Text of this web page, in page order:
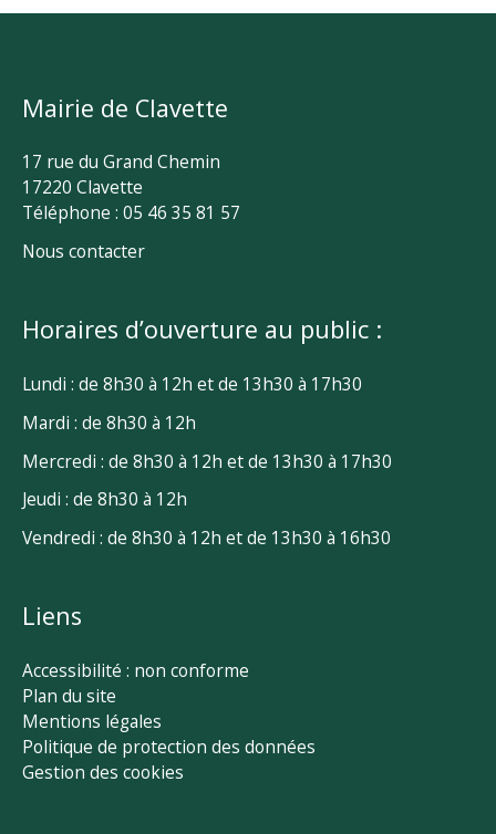
Mairie de Clavette
17 rue du Grand Chemin
17220 Clavette
Téléphone : 05 46 35 81 57
Nous contacter
Horaires d’ouverture au public :
Lundi : de 8h30 à 12h et de 13h30 à 17h30
Mardi : de 8h30 à 12h
Mercredi : de 8h30 à 12h et de 13h30 à 17h30
Jeudi : de 8h30 à 12h
Vendredi : de 8h30 à 12h et de 13h30 à 16h30
Liens
Accessibilité : non conforme
Plan du site
Mentions légales
Politique de protection des données
Gestion des cookies